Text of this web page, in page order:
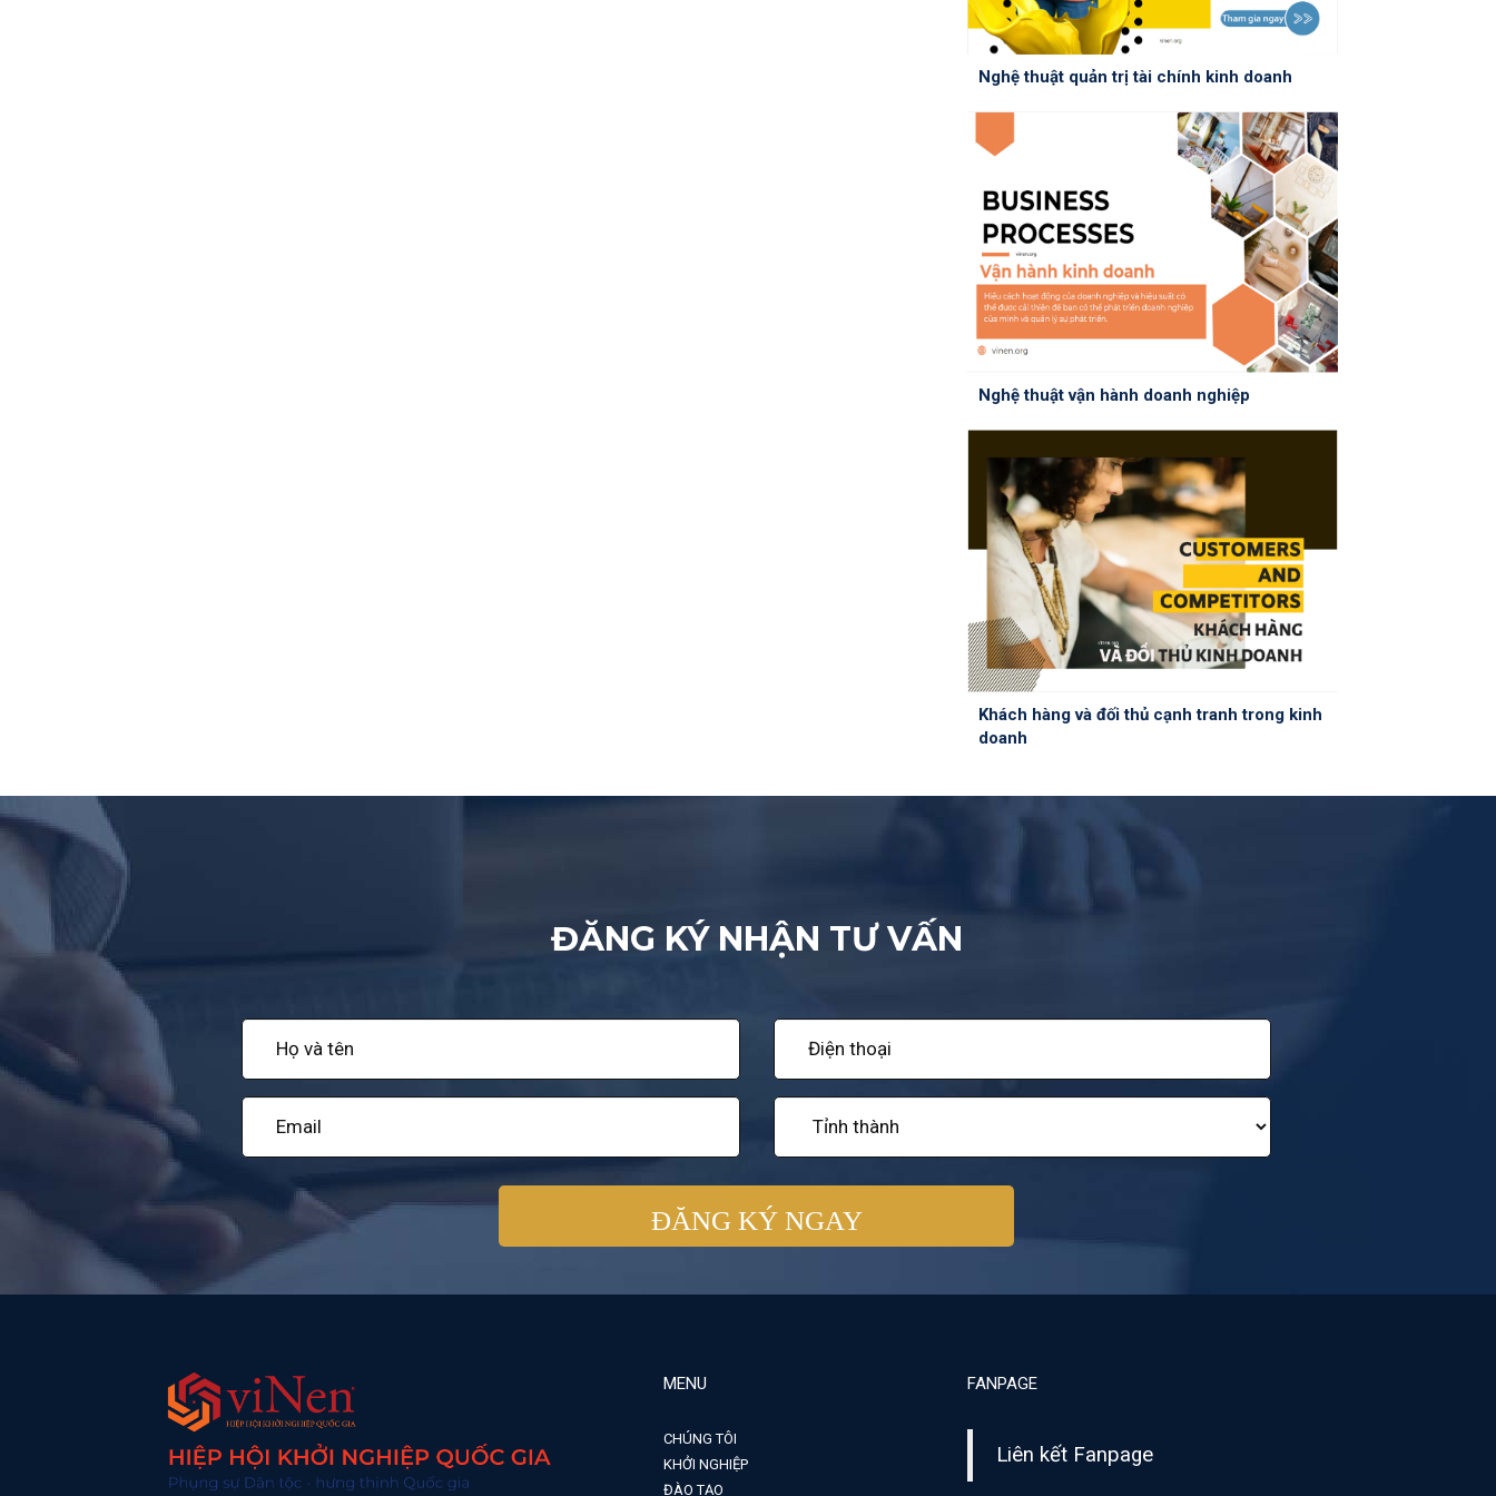
Nghệ thuật quản trị tài chính kinh doanh
Nghệ thuật vận hành doanh nghiệp
Khách hàng và đối thủ cạnh tranh trong kinh
doanh
ĐĂNG KÝ NHẬN TƯ VẤN
MENU
CHÚNG TÔI
KHỞI NGHIỆP
ĐÀO TẠO
FANPAGE
Liên kết Fanpage